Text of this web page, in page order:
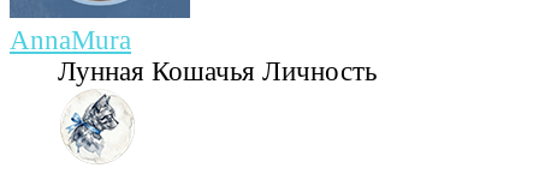
AnnaMura
Лунная Кошачья Личность